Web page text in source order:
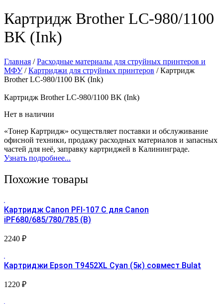
Картридж Brother LC-980/1100
BK (Ink)
Главная /Расходные материалы для струйных принтеров и
МФУ/Картриджи для струйных принтеров / Картридж
Brother LC-980/1100 BK (Ink)
Картридж Brother LC-980/1100 BK (Ink)
Нет в наличии
«Тонер Картридж» осуществляет поставки и обслуживание
офисной техники, продажу расходных материалов и запасных
частей для неё, заправку картриджей в Калининграде.
Узнать подробнее...
Похожие товары
Картридж Canon PFI-107 С для Canon
iPF680/685/780/785 (B)
2240 ₽
Картриджи Epson T9452XL Cyan (5к) совмест Bulat
1220 ₽